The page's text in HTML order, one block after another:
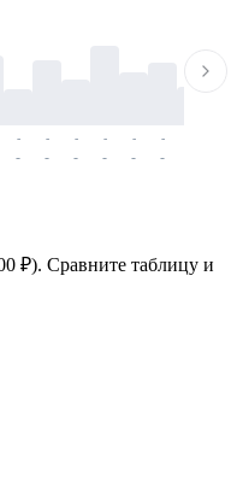
-
-
-
-
-
-
-
-
-
-
-
-
₽). Сравните таблицу и